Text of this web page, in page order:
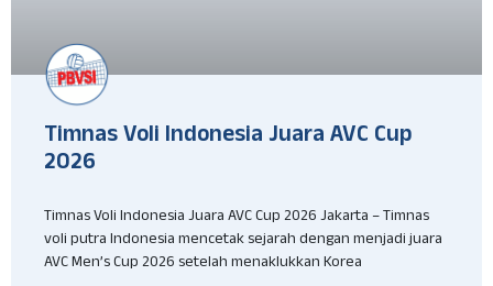
Timnas Voli Indonesia Juara AVC Cup
2026
Timnas Voli Indonesia Juara AVC Cup 2026 Jakarta – Timnas
voli putra Indonesia mencetak sejarah dengan menjadi juara
AVC Men’s Cup 2026 setelah menaklukkan Korea